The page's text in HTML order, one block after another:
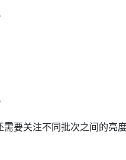
要关注不同批次之间的亮